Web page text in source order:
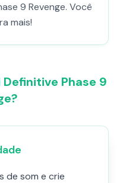
9 Revenge. Você
mais!
Definitive Phase 9
de som e crie